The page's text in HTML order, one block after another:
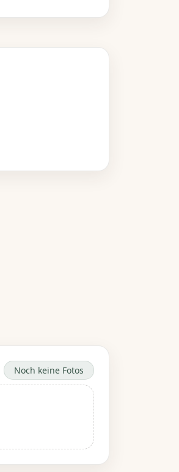
Noch keine Fotos